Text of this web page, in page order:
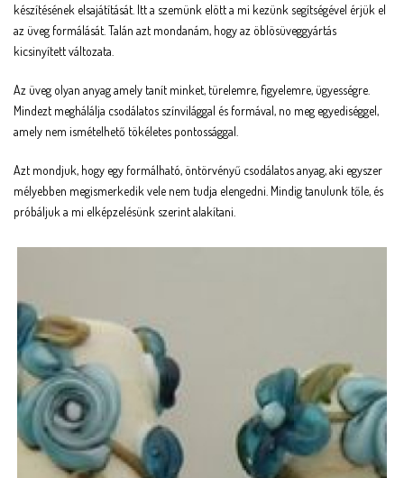
készítésének elsajátítását. Itt a szemünk elött a mi kezünk segítségével érjük el
az üveg formálását. Talán azt mondanám, hogy az öblösüveggyártás
kicsinyített változata.
Az üveg olyan anyag amely tanít minket, türelemre, figyelemre, ügyességre.
Mindezt meghálálja csodálatos színvilággal és formával, no meg egyediséggel,
amely nem ismételhető tökéletes pontossággal.
Azt mondjuk, hogy egy formálható, öntörvényű csodálatos anyag, aki egyszer
mélyebben megismerkedik vele nem tudja elengedni. Mindig tanulunk tőle, és
próbáljuk a mi elképzelésünk szerint alakítani.